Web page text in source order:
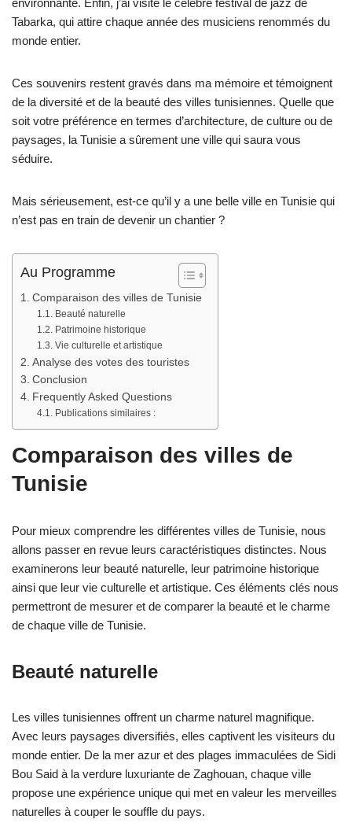
Tabarka, qui attire chaque année des musiciens renommés du
monde entier.
Ces souvenirs restent gravés dans ma mémoire et témoignent
de la diversité et de la beauté des villes tunisiennes. Quelle que
soit votre préférence en termes d’architecture, de culture ou de
paysages, la Tunisie a sûrement une ville qui saura vous
séduire.
Mais sérieusement, est-ce qu’il y a une belle ville en Tunisie qui
n’est pas en train de devenir un chantier ?
Au Programme
Comparaison des villes de Tunisie
Beauté naturelle
Patrimoine historique
Vie culturelle et artistique
Analyse des votes des touristes
Conclusion
Frequently Asked Questions
Publications similaires :
Comparaison des villes de
Tunisie
Pour mieux comprendre les différentes villes de Tunisie, nous
allons passer en revue leurs caractéristiques distinctes. Nous
examinerons leur beauté naturelle, leur patrimoine historique
ainsi que leur vie culturelle et artistique. Ces éléments clés nous
permettront de mesurer et de comparer la beauté et le charme
de chaque ville de Tunisie.
Beauté naturelle
Les villes tunisiennes offrent un charme naturel magnifique.
Avec leurs paysages diversifiés, elles captivent les visiteurs du
monde entier. De la mer azur et des plages immaculées de Sidi
Bou Said à la verdure luxuriante de Zaghouan, chaque ville
propose une expérience unique qui met en valeur les merveilles
naturelles à couper le souffle du pays.